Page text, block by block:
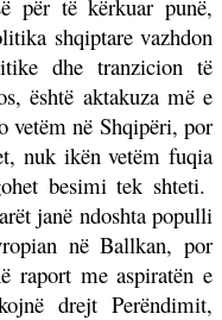
për të kërkuar punë,
shqiptare vazhdon
dhe tranzicion të
është aktakuza më e
vetëm në Shqipëri, por
nuk ikën vetëm fuqia
besimi tek shteti.
janë ndoshta populli
në Ballkan, por
raport me aspiratën e
drejt Perëndimit,